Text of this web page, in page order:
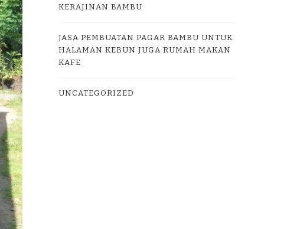
KERAJINAN BAMBU
JASA PEMBUATAN PAGAR BAMBU UNTUK
HALAMAN KEBUN JUGA RUMAH MAKAN
KAFE
UNCATEGORIZED